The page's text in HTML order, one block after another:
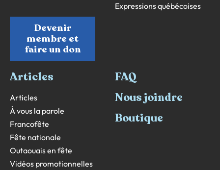
Devenir
membre et
faire un don
Expressions québécoises
Articles
Articles
À vous la parole
Francofête
Fête nationale
Outaouais en fête
Vidéos promotionnelles
FAQ
Nous joindre
Boutique